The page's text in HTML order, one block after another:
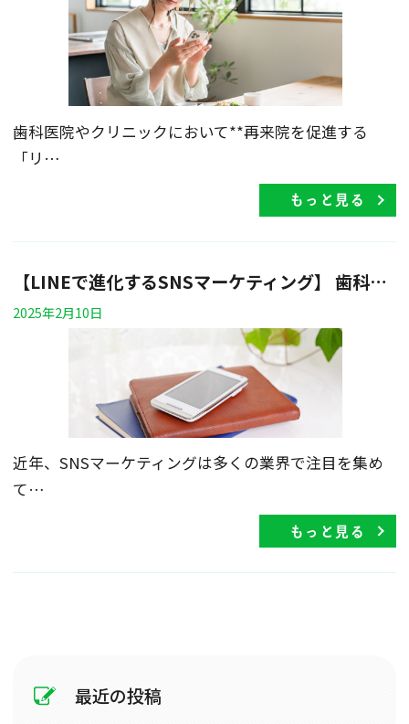
歯科医院やクリニックにおいて**再来院を促進する
「リ…
もっと見る
【LINEで進化するSNSマーケティング】 歯科・クリニックの集患・リピート率向上を実現する実践法
2025年2月10日
近年、SNSマーケティングは多くの業界で注目を集め
て…
もっと見る
最近の投稿